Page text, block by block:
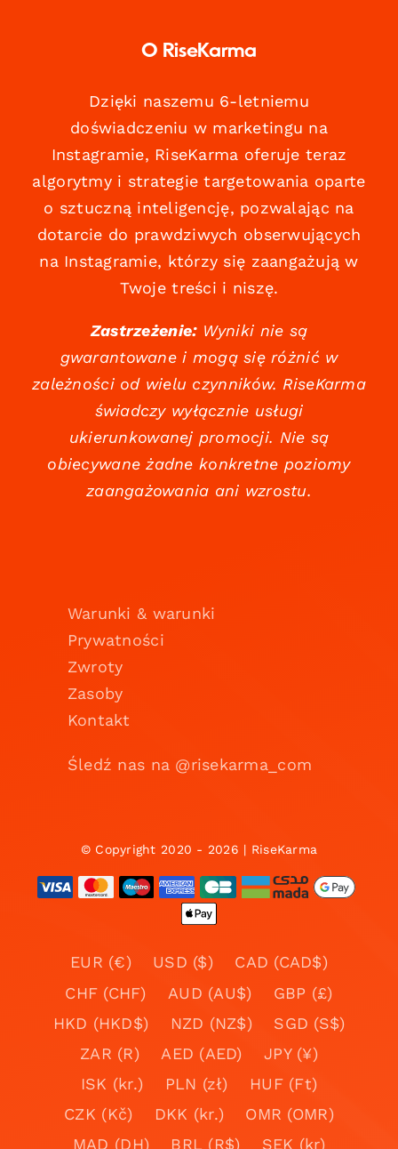
O RiseKarma
Dzięki naszemu 6-letniemu
doświadczeniu w marketingu na
Instagramie, RiseKarma oferuje teraz
algorytmy i strategie targetowania oparte
o sztuczną inteligencję, pozwalając na
dotarcie do prawdziwych obserwujących
na Instagramie, którzy się zaangażują w
Twoje treści i niszę.
Zastrzeżenie:Wyniki nie są
gwarantowane i mogą się różnić w
zależności od wielu czynników. RiseKarma
świadczy wyłącznie usługi
ukierunkowanej promocji. Nie są
obiecywane żadne konkretne poziomy
zaangażowania ani wzrostu.
Warunki & warunki
Prywatności
Zwroty
Zasoby
Kontakt
Śledź nas na @risekarma_com
© Copyright 2020 - 2026 | RiseKarma
EUR (€) USD ($)
CAD (CAD$)
CHF (CHF)
AUD (AU$)
GBP (£)
HKD (HKD$)
NZD (NZ$)
SGD (S$)
ZAR (R)
AED (AED)
JPY (¥)
ISK (kr.)
PLN (zł)
HUF (Ft)
CZK (Kč)
DKK (kr.)
OMR (OMR)
MAD (DH)
BRL (R$)
SEK (kr)